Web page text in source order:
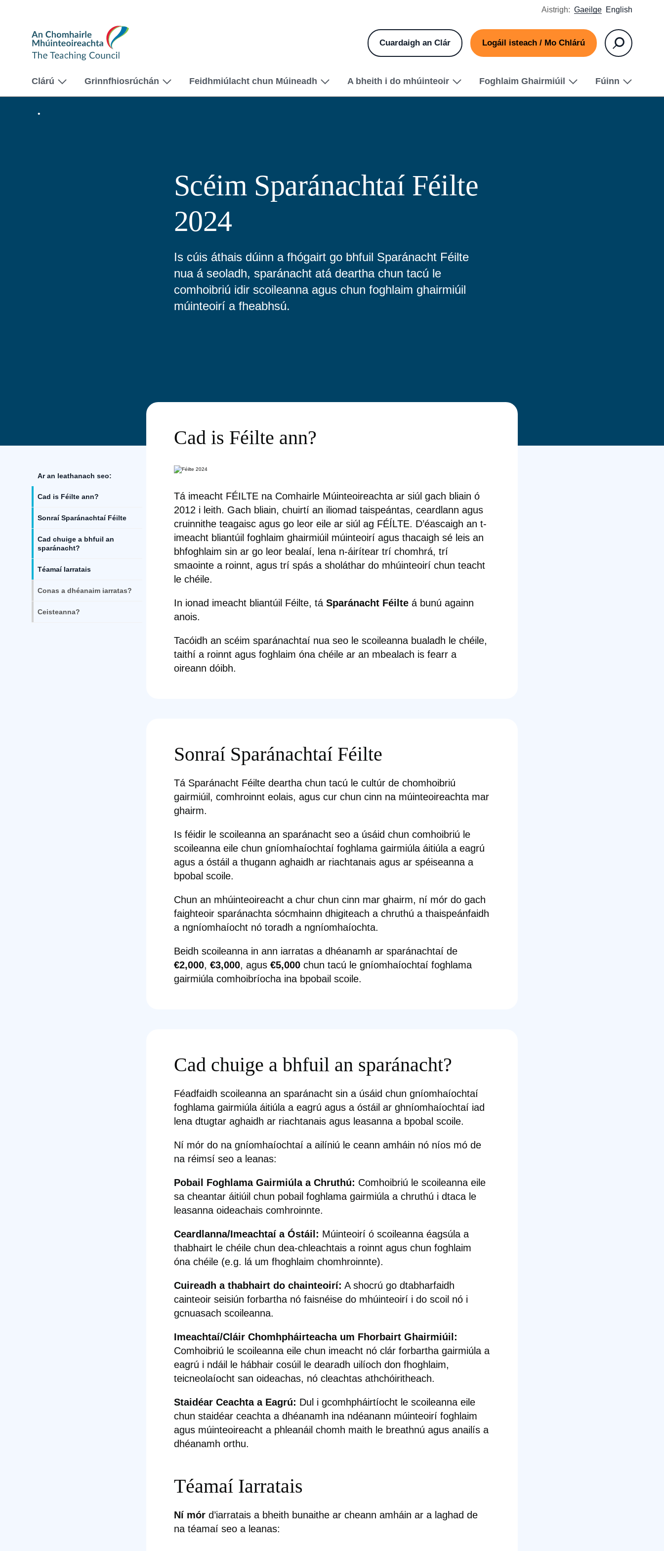
Aistrigh: Gaeilge English
Teaching
Council
Cuardaigh an Clár Logáil isteach / Mo Chlárú
Cuardaigh
Clárú Grinnfhiosrúchán Feidhmiúlacht chun Múineadh A bheith i do mhúinteoir Foghlaim Ghairmiúil Fúinn
Baile
Scéim Sparánachtaí Féilte
2024
Is cúis áthais dúinn a fhógairt go bhfuil Sparánacht Féilte
nua á seoladh, sparánacht atá deartha chun tacú le
comhoibriú idir scoileanna agus chun foghlaim ghairmiúil
múinteoirí a fheabhsú.
Ar an leathanach seo:
Cad is Féilte ann?
Sonraí Sparánachtaí Féilte
Cad chuige a bhfuil an
sparánacht?
Téamaí Iarratais
Conas a dhéanaim iarratas?
Ceisteanna?
Cad is Féilte ann?
Tá imeacht FÉILTE na Comhairle Múinteoireachta ar siúl gach bliain ó
2012 i leith. Gach bliain, chuirtí an iliomad taispeántas, ceardlann agus
cruinnithe teagaisc agus go leor eile ar siúl ag FÉÍLTE. D’éascaigh an t-
imeacht bliantúil foghlaim ghairmiúil múinteoirí agus thacaigh sé leis an
bhfoghlaim sin ar go leor bealaí, lena n-áirítear trí chomhrá, trí
smaointe a roinnt, agus trí spás a sholáthar do mhúinteoirí chun teacht
le chéile.
In ionad imeacht bliantúil Féilte, tá Sparánacht Féilte á bunú againn
anois.
Tacóidh an scéim sparánachtaí nua seo le scoileanna bualadh le chéile,
taithí a roinnt agus foghlaim óna chéile ar an mbealach is fearr a
oireann dóibh.
Sonraí Sparánachtaí Féilte
Tá Sparánacht Féilte deartha chun tacú le cultúr de chomhoibriú
gairmiúil, comhroinnt eolais, agus cur chun cinn na múinteoireachta mar
ghairm.
Is féidir le scoileanna an sparánacht seo a úsáid chun comhoibriú le
scoileanna eile chun gníomhaíochtaí foghlama gairmiúla áitiúla a eagrú
agus a óstáil a thugann aghaidh ar riachtanais agus ar spéiseanna a
bpobal scoile.
Chun an mhúinteoireacht a chur chun cinn mar ghairm, ní mór do gach
faighteoir sparánachta sócmhainn dhigiteach a chruthú a thaispeánfaidh
a ngníomhaíocht nó toradh a ngníomhaíochta.
Beidh scoileanna in ann iarratas a dhéanamh ar sparánachtaí de
€2,000, €3,000, agus €5,000 chun tacú le gníomhaíochtaí foghlama
gairmiúla comhoibríocha ina bpobail scoile.
Cad chuige a bhfuil an sparánacht?
Féadfaidh scoileanna an sparánacht sin a úsáid chun gníomhaíochtaí
foghlama gairmiúla áitiúla a eagrú agus a óstáil ar ghníomhaíochtaí iad
lena dtugtar aghaidh ar riachtanais agus leasanna a bpobal scoile.
Ní mór do na gníomhaíochtaí a ailíniú le ceann amháin nó níos mó de
na réimsí seo a leanas:
Pobail Foghlama Gairmiúla a Chruthú: Comhoibriú le scoileanna eile
sa cheantar áitiúil chun pobail foghlama gairmiúla a chruthú i dtaca le
leasanna oideachais comhroinnte.
Ceardlanna/Imeachtaí a Óstáil: Múinteoirí ó scoileanna éagsúla a
thabhairt le chéile chun dea-chleachtais a roinnt agus chun foghlaim
óna chéile (e.g. lá um fhoghlaim chomhroinnte).
Cuireadh a thabhairt do chainteoirí: A shocrú go dtabharfaidh
cainteoir seisiún forbartha nó faisnéise do mhúinteoirí i do scoil nó i
gcnuasach scoileanna.
Imeachtaí/Cláir Chomhpháirteacha um Fhorbairt Ghairmiúil:
Comhoibriú le scoileanna eile chun imeacht nó clár forbartha gairmiúla a
eagrú i ndáil le hábhair cosúil le dearadh uilíoch don fhoghlaim,
teicneolaíocht san oideachas, nó cleachtas athchóiritheach.
Staidéar Ceachta a Eagrú: Dul i gcomhpháirtíocht le scoileanna eile
chun staidéar ceachta a dhéanamh ina ndéanann múinteoirí foghlaim
agus múinteoireacht a phleanáil chomh maith le breathnú agus anailís a
dhéanamh orthu.
Téamaí Iarratais
Ní mór d’iarratais a bheith bunaithe ar cheann amháin ar a laghad de
na téamaí seo a leanas: